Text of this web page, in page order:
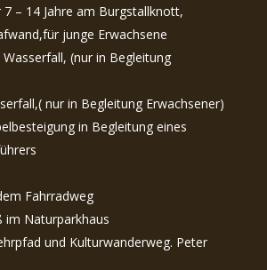
– 14 Jahre am Burgstallknott,
junge Erwachsene
(nur in Begleitung
nur in Begleitung Erwachsener)
in Begleitung eines
Fahrradweg
im Naturparkhaus
und Kulturwanderweg. Peter